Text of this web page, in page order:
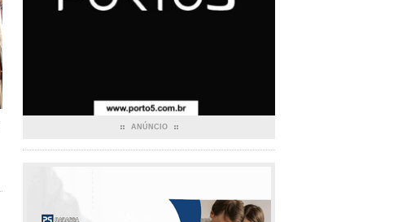
ANÚNCIO